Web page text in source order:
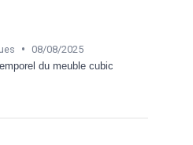
• 08/08/2025
du meuble cubic